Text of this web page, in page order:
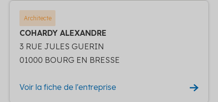
Architecte
COHARDY ALEXANDRE
3 RUE JULES GUERIN
01000 BOURG EN BRESSE
Voir la fiche de l'entreprise